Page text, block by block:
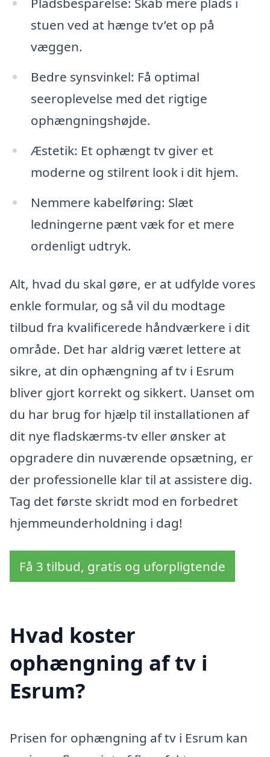
stuen ved at hænge tv’et op på
væggen.
Bedre synsvinkel: Få optimal
seeroplevelse med det rigtige
ophængningshøjde.
Æstetik: Et ophængt tv giver et
moderne og stilrent look i dit hjem.
Nemmere kabelføring: Slæt
ledningerne pænt væk for et mere
ordenligt udtryk.
Alt, hvad du skal gøre, er at udfylde vores
enkle formular, og så vil du modtage
tilbud fra kvalificerede håndværkere i dit
område. Det har aldrig været lettere at
sikre, at din ophængning af tv i Esrum
bliver gjort korrekt og sikkert. Uanset om
du har brug for hjælp til installationen af
dit nye fladskærms-tv eller ønsker at
opgradere din nuværende opsætning, er
der professionelle klar til at assistere dig.
Tag det første skridt mod en forbedret
hjemmeunderholdning i dag!
Få 3 tilbud, gratis og uforpligtende
Hvad koster
ophængning af tv i
Esrum?
Prisen for ophængning af tv i Esrum kan